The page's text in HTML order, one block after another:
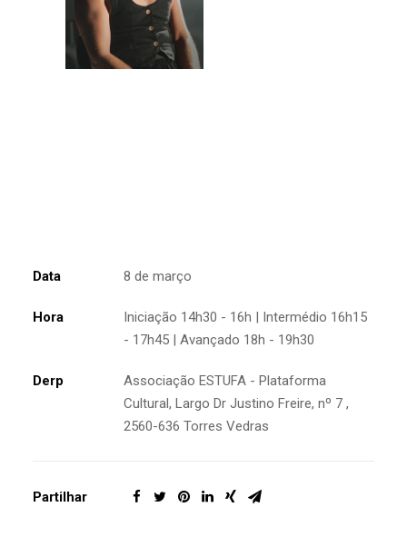
Data 8 de março
Hora
Iniciação 14h30 - 16h | Intermédio 16h15
- 17h45 | Avançado 18h - 19h30
Derp
Associação ESTUFA - Plataforma
Cultural, Largo Dr Justino Freire, nº 7 ,
2560-636 Torres Vedras
Partilhar